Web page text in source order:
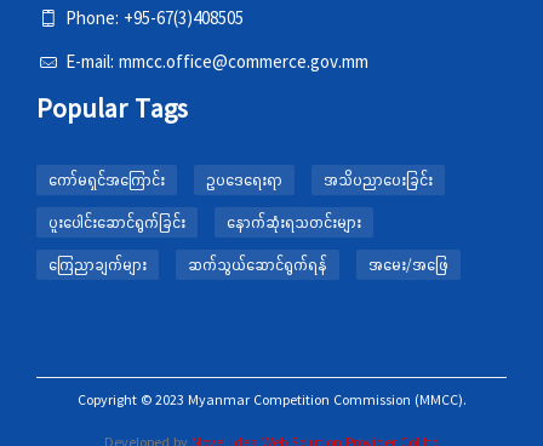
Phone: +95-67(3)408505
E-mail: mmcc.office@commerce.gov.mm
Popular Tags
ကော်မရှင်အကြောင်း ဥပဒေရေးရာ အသိပညာပေးခြင်း
ပူးပေါင်းဆောင်ရွက်ခြင်း နောက်ဆုံးရသတင်းများ
ကြေညာချက်များ ဆက်သွယ်ဆောင်ရွက်ရန် အမေး/အဖြေ
Copyright © 2023 Myanmar Competition Commission (MMCC).
Developed by Novel Idea Web Solution Provider Col,ltd